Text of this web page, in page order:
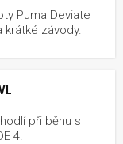
Puma Deviate
krátké závody.
při běhu s
4!